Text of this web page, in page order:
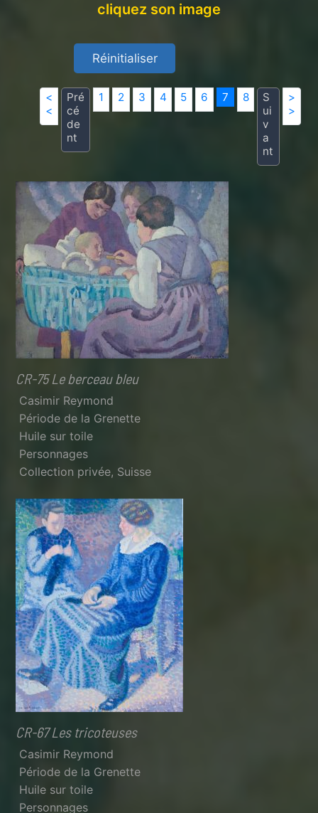
cliquez son image
<
<
Pré
cé
de
nt
1 2 3 4 5 6 7 8
S
ui
v
a
nt
>
>
CR-75 Le berceau bleu
Casimir Reymond
Période de la Grenette
Huile sur toile
Personnages
Collection privée, Suisse
CR-67 Les tricoteuses
Casimir Reymond
Période de la Grenette
Huile sur toile
Personnages